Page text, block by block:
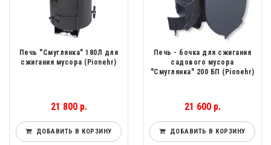
Печь "Смуглянка" 180Л для
сжигания мусора (Pionehr)
21 800 р.
ДОБАВИТЬ В КОРЗИНУ
Печь - бочка для сжигания
садового мусора
"Смуглянка" 200 БП (Pionehr)
21 600 р.
ДОБАВИТЬ В КОРЗИНУ